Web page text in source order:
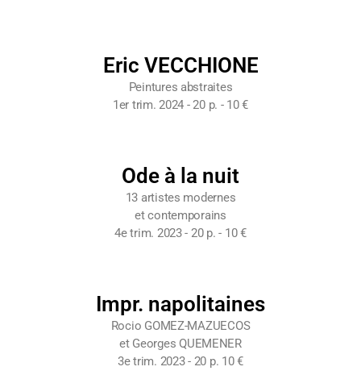
Eric VECCHIONE
Peintures abstraites
1er trim. 2024 - 20 p. - 10 €
Ode à la nuit
13 artistes modernes
et contemporains
4e trim. 2023 - 20 p. - 10 €
Impr. napolitaines
Rocio GOMEZ-MAZUECOS
et Georges QUEMENER
3e trim. 2023 - 20 p. 10 €